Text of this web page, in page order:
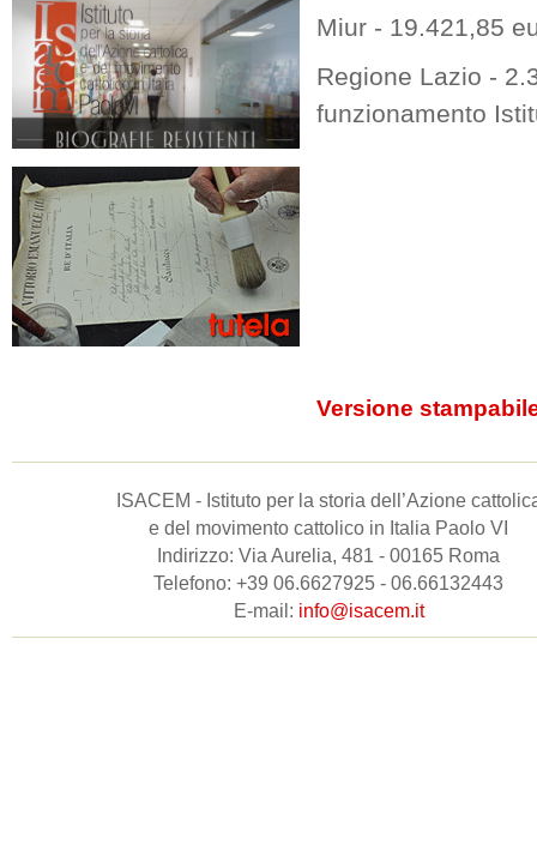
Miur - 19.421,85
Regione Lazio -
funzionamento
Versione
ISACEM - Istituto per la storia dell’Azione
e del movimento cattolico in Italia Paolo VI
Indirizzo: Via Aurelia, 481 - 00165 Roma
Telefono: +39 06.6627925 - 06.66132443
E-mail: info@isacem.it